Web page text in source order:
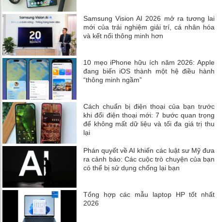
Samsung Vision AI 2026 mở ra tương lai
mới của trải nghiệm giải trí, cá nhân hóa
và kết nối thông minh hơn
10 mẹo iPhone hữu ích năm 2026: Apple
đang biến iOS thành một hệ điều hành
“thông minh ngầm”
Cách chuẩn bị điện thoại của bạn trước
khi đổi điện thoại mới: 7 bước quan trọng
để không mất dữ liệu và tối đa giá trị thu
lại
Phán quyết về AI khiến các luật sư Mỹ đưa
ra cảnh báo: Các cuộc trò chuyện của bạn
có thể bị sử dụng chống lại bạn
Tổng hợp các mẫu laptop HP tốt nhất
2026